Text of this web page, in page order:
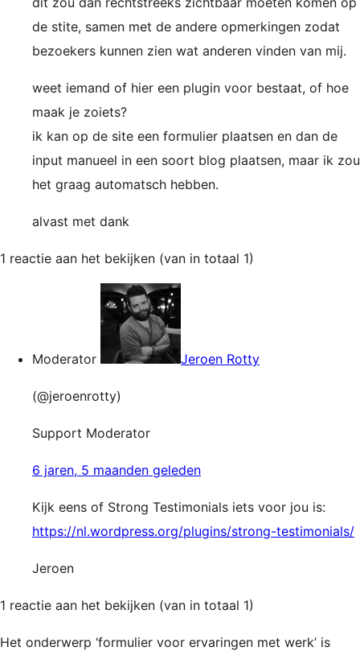
de stite, samen met de andere opmerkingen zodat
bezoekers kunnen zien wat anderen vinden van mij.
weet iemand of hier een plugin voor bestaat, of hoe
maak je zoiets?
ik kan op de site een formulier plaatsen en dan de
input manueel in een soort blog plaatsen, maar ik zou
het graag automatsch hebben.
alvast met dank
1 reactie aan het bekijken (van in totaal 1)
Moderator Jeroen Rotty
(@jeroenrotty)
Support Moderator
6 jaren, 5 maanden geleden
Kijk eens of Strong Testimonials iets voor jou is:
https://nl.wordpress.org/plugins/strong-testimonials/
Jeroen
1 reactie aan het bekijken (van in totaal 1)
Het onderwerp ‘formulier voor ervaringen met werk’ is